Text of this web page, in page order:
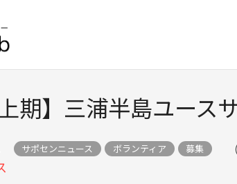
期】三浦半島ユース
サポセンニュース ボランティア 募集